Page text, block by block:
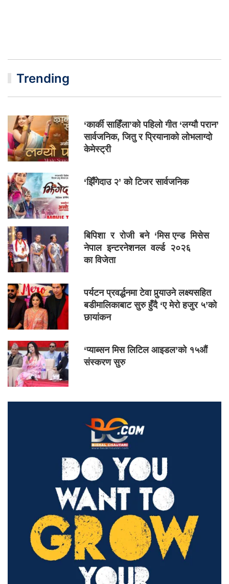
Trending
‘कार्की साहिँला’को पहिलो गीत ‘लग्यौ परान’
सार्वजनिक, जितु र प्रियानाको लोभलाग्दो
केमेस्ट्री
‘झिँगेदाउ २’ को टिजर सार्वजनिक
बिपिशा र रोजी बने ‘मिस एन्ड मिसेस
नेपाल इन्टरनेशनल वर्ल्ड २०२६
का विजेता
पर्यटन प्रवर्द्धनमा टेवा पुर्‍याउने लक्ष्यसहित
बडीमालिकाबाट सुरु हुँदै ‘ए मेरो हजुर ५’को
छायांकन
‘प्याब्सन मिस लिटिल आइडल’को १५औं
संस्करण सुरु